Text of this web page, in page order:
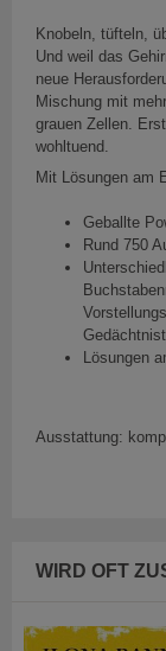
Knobeln, tüfteln,
Und weil das
neue
Mischung mit
grauen Zellen.
wohltuend.
Mit Lösungen am
Geballte
Rund 750
Lösungen
Ausstattung:
WIRD OFT